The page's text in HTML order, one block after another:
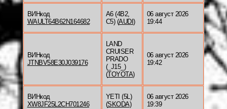
ВИНкод
WAULT64B62N164682
A6 (4B2,
C5) (AUDI )
06 август 2026
19:44
ВИНкод
JTNBV58E30J039176
LAND
CRUISER
PRADO
(_J15_)
(TOYOTA)
06 август 2026
19:42
ВИНкод
XW8JF25L2CH701246
YETI (5L)
(SKODA)
06 август 2026
19:39